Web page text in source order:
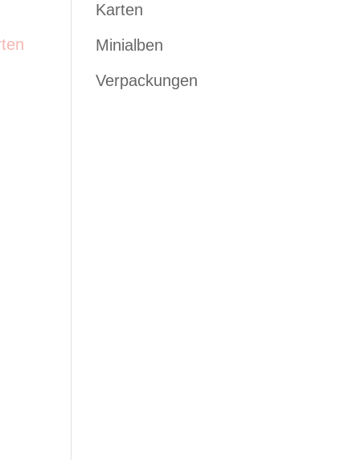
Karten
Minialben
Verpackungen